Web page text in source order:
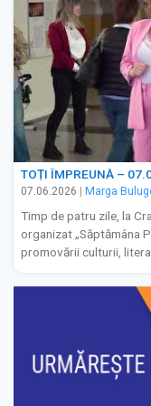
TOȚI ÎMPREUNĂ –
07.06.2026 Marga
Timp de patru zile, la
organizat „Săptămâna
promovării culturii,